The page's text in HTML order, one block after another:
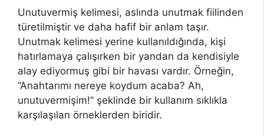
Unutuvermiş kelimesi, aslında unutmak fiilinden
türetilmiştir ve daha hafif bir anlam taşır.
Unutmak kelimesi yerine kullanıldığında, kişi
hatırlamaya çalışırken bir yandan da kendisiyle
alay ediyormuş gibi bir havası vardır. Örneğin,
“Anahtarımı nereye koydum acaba? Ah,
unutuvermişim!” şeklinde bir kullanım sıklıkla
karşılaşılan örneklerden biridir.